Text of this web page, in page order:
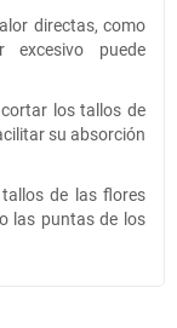
directas, como
puede
los tallos de
su absorción
de las flores
las puntas de los